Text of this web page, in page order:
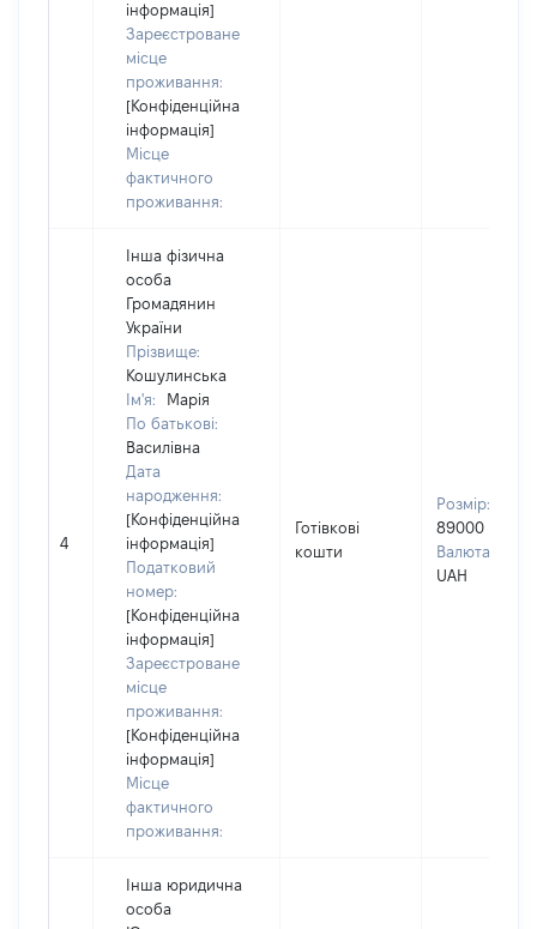
інформація]
Зареєстроване
місце
проживання:
[Конфіденційна
інформація]
Місце
фактичного
проживання:
4
Інша фізична
особа
Громадянин
України
Прізвище:
Кошулинська
Ім'я:
Марія
По батькові:
Василівна
Дата
народження:
[Конфіденційна
інформація]
Податковий
номер:
[Конфіденційна
інформація]
Зареєстроване
місце
проживання:
[Конфіденційна
інформація]
Місце
фактичного
проживання:
Готівкові
кошти
Розмір:
89000
Валюта:
UAH
Інша юридична
особа